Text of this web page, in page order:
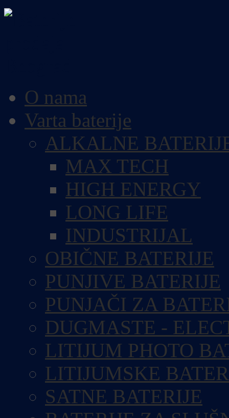
O nama
Varta baterije
ALKALNE
MAX TECH
HIGH ENERGY
LONG LIFE
INDUSTRIJAL
OBIČNE BATERIJE
PUNJIVE BATERIJE
PUNJAČI ZA
DUGMASTE -
LITIJUM PHOTO
LITIJUMSKE
SATNE BATERIJE